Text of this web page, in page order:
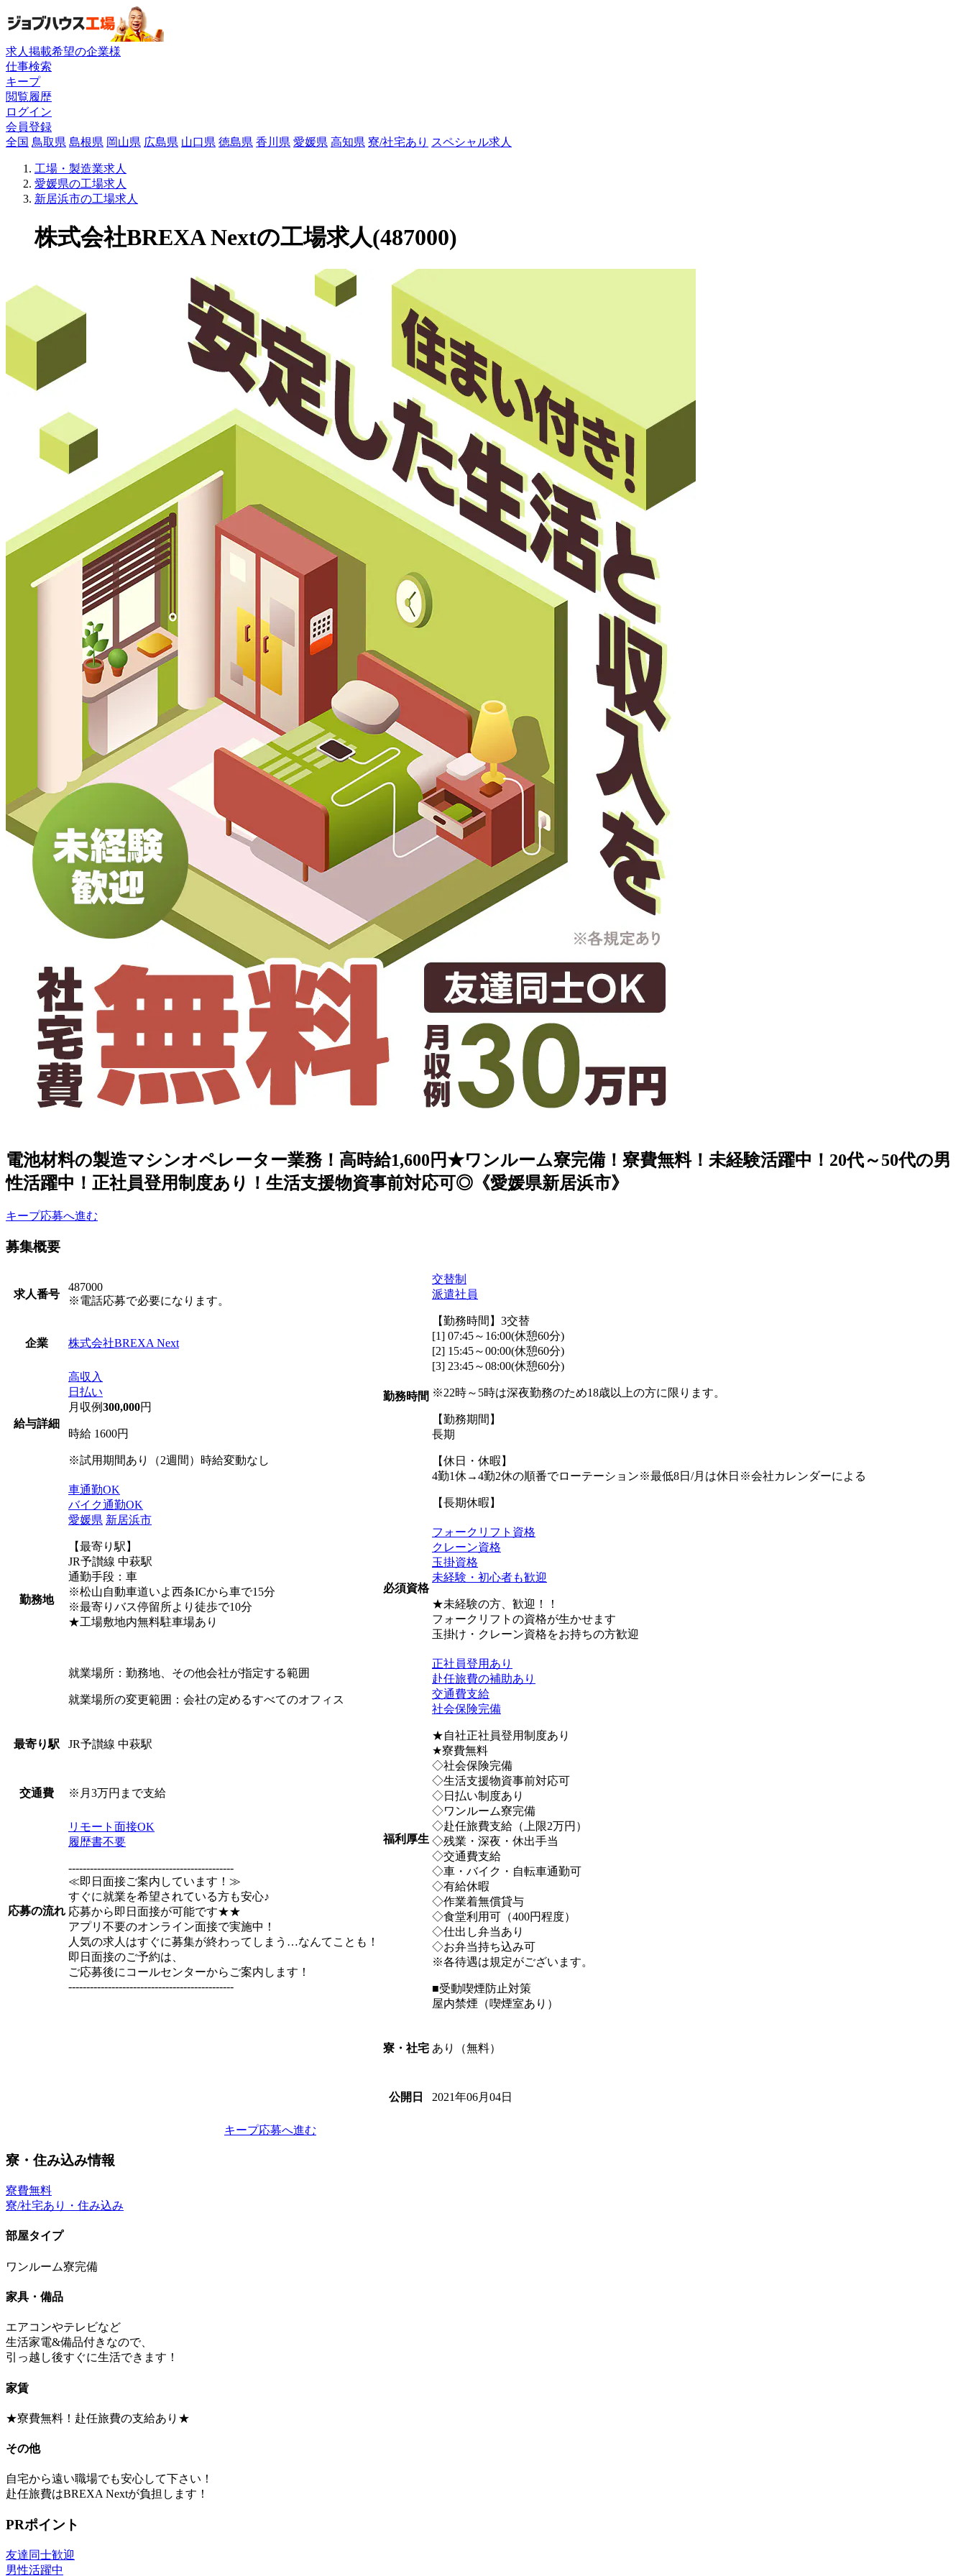
求人掲載希望の企業様
仕事検索
キープ
閲覧履歴
ログイン
会員登録
全国 鳥取県 島根県 岡山県 広島県 山口県 徳島県 香川県 愛媛県 高知県 寮/社宅あり スペシャル求人
工場・製造業求人
愛媛県の工場求人
新居浜市の工場求人
株式会社BREXA Nextの工場求人(487000)
電池材料の製造マシンオペレーター業務！高時給1,600円★ワンルーム寮完備！寮費無料！未経験活躍中！20代～50代の男
性活躍中！正社員登用制度あり！生活支援物資事前対応可◎《愛媛県新居浜市》
キープ応募へ進む
募集概要
求人番号
487000
※電話応募で必要になります。
企業 株式会社BREXA Next
給与詳細
高収入
日払い
月収例300,000円
時給 1600円
※試用期間あり（2週間）時給変動なし
勤務地
車通勤OK
バイク通勤OK
愛媛県 新居浜市
【最寄り駅】
JR予讃線 中萩駅
通勤手段：車
※松山自動車道いよ西条ICから車で15分
※最寄りバス停留所より徒歩で10分
★工場敷地内無料駐車場あり
就業場所：勤務地、その他会社が指定する範囲
就業場所の変更範囲：会社の定めるすべてのオフィス
最寄り駅 JR予讃線 中萩駅
交通費 ※月3万円まで支給
応募の流れ
リモート面接OK
履歴書不要
----------------------------------------------
≪即日面接ご案内しています！≫
すぐに就業を希望されている方も安心♪
応募から即日面接が可能です★★
アプリ不要のオンライン面接で実施中！
人気の求人はすぐに募集が終わってしまう…なんてことも！
即日面接のご予約は、
ご応募後にコールセンターからご案内します！
----------------------------------------------
勤務時間
交替制
派遣社員
【勤務時間】3交替
[1] 07:45～16:00(休憩60分)
[2] 15:45～00:00(休憩60分)
[3] 23:45～08:00(休憩60分)
※22時～5時は深夜勤務のため18歳以上の方に限ります。
【勤務期間】
長期
【休日・休暇】
4勤1休→4勤2休の順番でローテーション※最低8日/月は休日※会社カレンダーによる
【長期休暇】
必須資格
フォークリフト資格
クレーン資格
玉掛資格
未経験・初心者も歓迎
★未経験の方、歓迎！！
フォークリフトの資格が生かせます
玉掛け・クレーン資格をお持ちの方歓迎
福利厚生
正社員登用あり
赴任旅費の補助あり
交通費支給
社会保険完備
★自社正社員登用制度あり
★寮費無料
◇社会保険完備
◇生活支援物資事前対応可
◇日払い制度あり
◇ワンルーム寮完備
◇赴任旅費支給（上限2万円）
◇残業・深夜・休出手当
◇交通費支給
◇車・バイク・自転車通勤可
◇有給休暇
◇作業着無償貸与
◇食堂利用可（400円程度）
◇仕出し弁当あり
◇お弁当持ち込み可
※各待遇は規定がございます。
■受動喫煙防止対策
屋内禁煙（喫煙室あり）
寮・社宅 あり（無料）
公開日 2021年06月04日
キープ応募へ進む
寮・住み込み情報
寮費無料
寮/社宅あり・住み込み
部屋タイプ
ワンルーム寮完備
家具・備品
エアコンやテレビなど
生活家電&備品付きなので、
引っ越し後すぐに生活できます！
家賃
★寮費無料！赴任旅費の支給あり★
その他
自宅から遠い職場でも安心して下さい！
赴任旅費はBREXA Nextが負担します！
PRポイント
友達同士歓迎
男性活躍中